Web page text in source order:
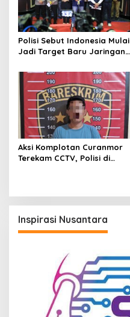
Polisi Sebut Indonesia Mulai
Jadi Target Baru Jaringan
Aksi Komplotan Curanmor
Terekam CCTV, Polisi di
Inspirasi Nusantara